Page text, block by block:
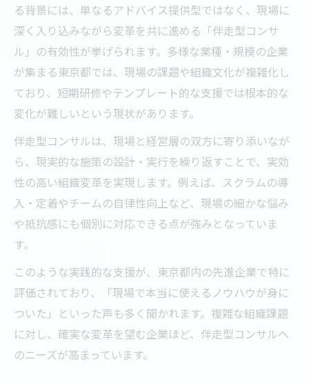
る背景には、単なるアドバイス提供型ではなく、現場に
深く入り込みながら変革を共に進める「伴走型コンサ
ル」の有効性が挙げられます。多様な業種・規模の企業
が集まる東京都では、現場の課題や組織文化が複雑化し
ており、短期研修やテンプレート的な支援では根本的な
変化が難しいという現状があります。
伴走型コンサルは、現場と経営層の双方に寄り添いなが
ら、現実的な施策の設計・実行を繰り返すことで、実効
性の高い組織変革を実現します。例えば、スクラムの導
入・定着やチームの自律性向上など、現場の細かな悩み
や抵抗感にも個別に対応できる点が強みとなっていま
す。
このような実践的な支援が、東京都内の先進企業で特に
評価されており、「現場で本当に使えるノウハウが身に
ついた」といった声も多く聞かれます。複雑な組織課題
に対し、確実な変革を望む企業ほど、伴走型コンサルへ
のニーズが高まっています。